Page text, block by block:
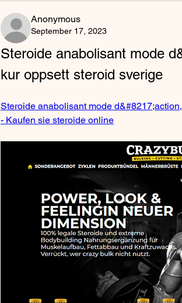
Anonymous
September 17, 2023
Steroide anabolisant mode
kur oppsett steroid sverige
Steroide anabolisant mode
- Kaufen sie steroide online